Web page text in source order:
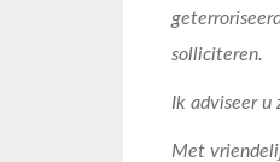
solliciteren.
Ik adviseer u
Met